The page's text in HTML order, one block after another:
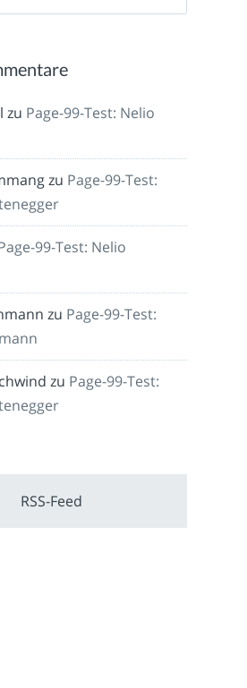
zu Page-99-Test: Nelio
zu Page-99-Test:
99-Test: Nelio
zu Page-99-Test:
zu Page-99-Test:
RSS-Feed